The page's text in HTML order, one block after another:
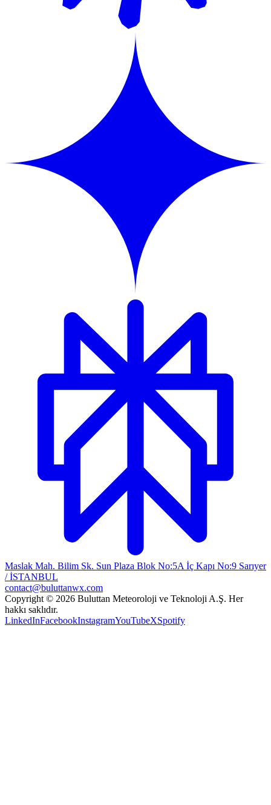
Maslak Mah. Bilim Sk. Sun Plaza Blok No:5A İç Kapı No:9 Sarıyer
/ İSTANBUL
contact@buluttanwx.com
Copyright © 2026 Buluttan Meteoroloji ve Teknoloji A.Ş. Her
hakkı saklıdır.
LinkedInFacebookInstagramYouTubeXSpotify